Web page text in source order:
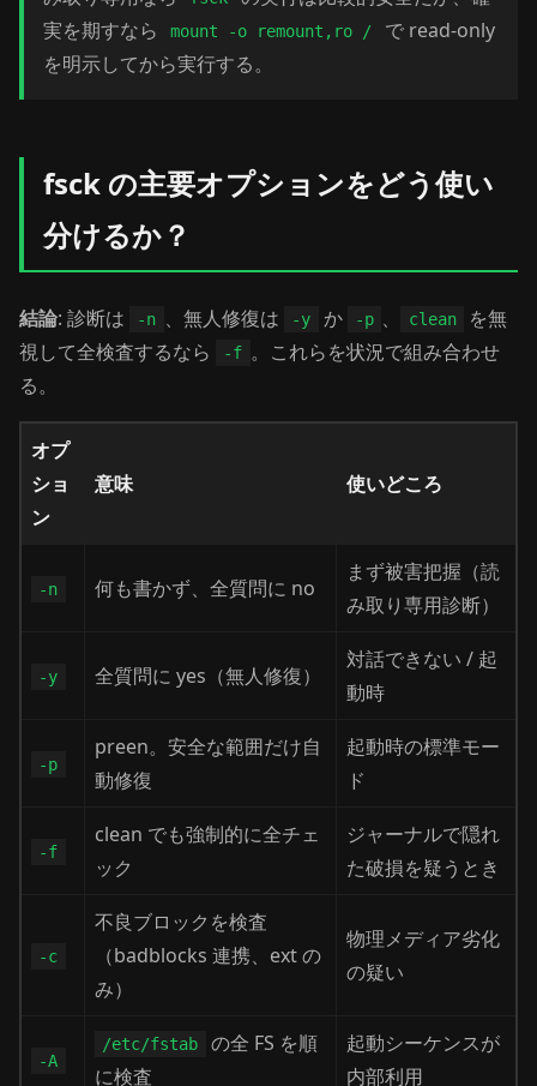
実を期すなら
mount -o remount,ro /
で read-only
を明示してから実行する。
fsck の主要オプションをどう使い
分けるか？
結論: 診断は -n 、無人修復は -y か -p 、 clean
を無
視して全検査するなら
-f 。これらを状況で組み合わせ
る。
オプ
ショ
ン
意味 使いどころ
-n 何も書かず、全質問に no
まず被害把握（読
み取り専用診断）
-y 全質問に yes（無人修復）
対話できない / 起
動時
-p
preen。安全な範囲だけ自
動修復
起動時の標準モー
ド
-f
clean でも強制的に全チェ
ック
ジャーナルで隠れ
た破損を疑うとき
-c
不良ブロックを検査
（badblocks 連携、ext の
み）
物理メディア劣化
の疑い
-A
/etc/fstab
の全 FS を順
に検査
起動シーケンスが
内部利用